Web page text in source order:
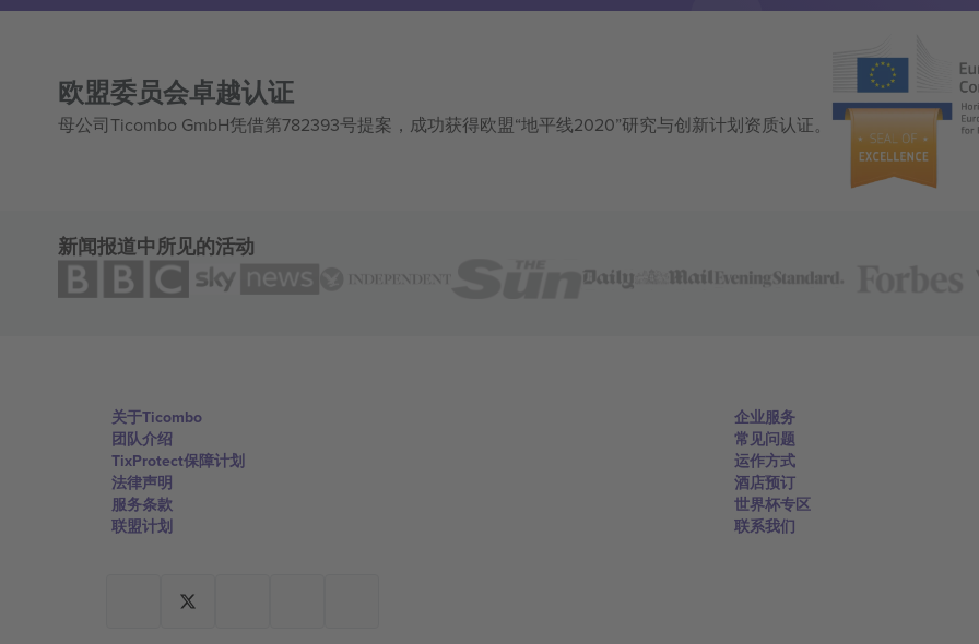
欧盟委员会卓越认证
母公司Ticombo GmbH凭借第782393号提案，成功获得欧盟“地平线2020”研究与创新计划资质认证。
新闻报道中所见的活动
关于Ticombo
团队介绍
TixProtect保障计划
法律声明
服务条款
联盟计划
企业服务
常见问题
运作方式
酒店预订
世界杯专区
联系我们